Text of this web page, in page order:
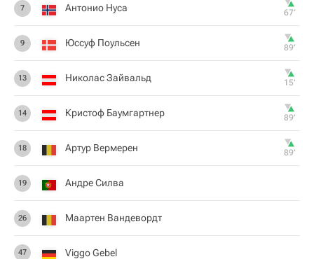
7 Антонио Нуса 67‎’‎
9 Юссуф Поульсен 89‎’‎
13 Николас Зайвальд 15‎’‎
14 Кристоф Баумгартнер 89‎’‎
18 Артур Вермерен 89‎’‎
19 Андре Силва
26 Маартен Вандевордт
47 Viggo Gebel